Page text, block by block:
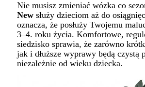
Nie musisz zmieniać wózka co
New służy dzieciom aż do
oznacza, że posłuży Twojemu
3–4. roku życia. Komfortowe,
siedzisko sprawia, że zarówno
jak i dłuższe wyprawy będą czystą
niezależnie od wieku dziecka.